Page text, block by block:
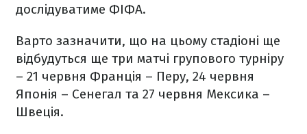
дослідуватиме ФІФА.
Варто зазначити, що на цьому стадіоні ще
відбудуться ще три матчі групового турніру
– 21 червня Франція – Перу, 24 червня
Японія – Сенегал та 27 червня Мексика –
Швеція.